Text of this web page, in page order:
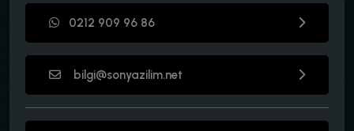
0212 909 96 86
bilgi@sonyazilim.net